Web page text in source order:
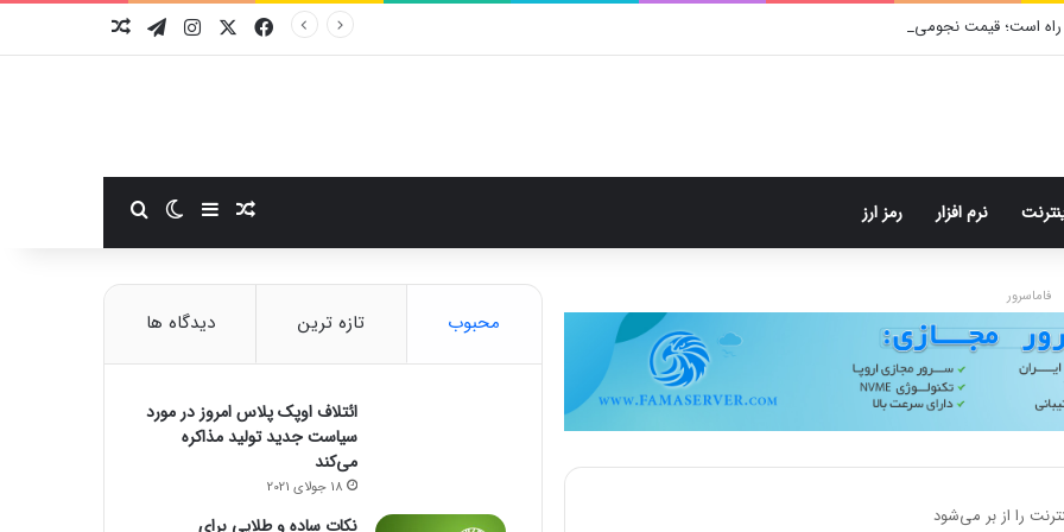
است؛ قیمت نجومی، طراحی متفاوت و زمان رونمایی احتمالی فیسبوکایکس اینستاگرام
تلگرام
نرم افزار رمز ارز نوشته تصادفی
سایدبارتغییر پوسته
فاماسرور
محبوب تازه ترین دیدگاه ها
ائتلاف اوپک پلاس امروز در مورد
سیاست جدید تولید مذاکره
می‌کند
18 جولای 2021
نکات ساده و طلایی برای